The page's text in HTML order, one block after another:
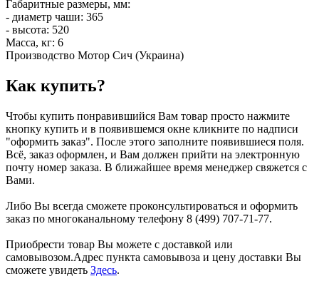
Габаритные размеры, мм:
- диаметр чаши: 365
- высота: 520
Масса, кг: 6
Производство Мотор Сич (Украина)
Как купить?
Чтобы купить понравившийся Вам товар просто нажмите
кнопку купить и в появившемся окне кликните по надписи
"оформить заказ". После этого заполните появившиеся поля.
Всё, заказ оформлен, и Вам должен прийти на электронную
почту номер заказа. В ближайшее время менеджер свяжется с
Вами.
Либо Вы всегда сможете проконсультироваться и оформить
заказ по многоканальному телефону 8 (499) 707-71-77.
Приобрести товар Вы можете с доставкой или
самовывозом.Адрес пункта самовывоза и цену доставки Вы
сможете увидеть Здесь.